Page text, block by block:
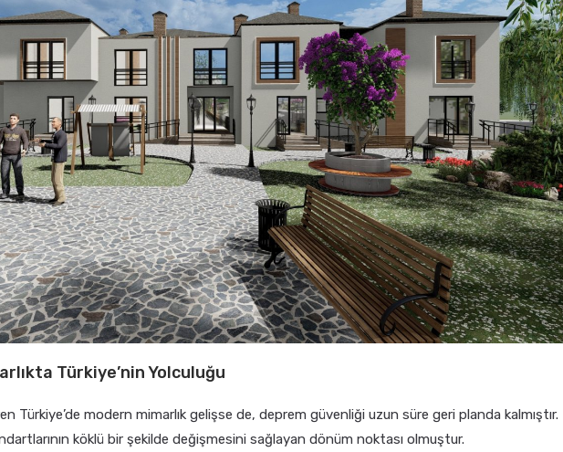
Türkiye’nin Yolculuğu
Türkiye’de modern mimarlık gelişse de, deprem güvenliği uzun süre geri planda kalmıştır.
köklü bir şekilde değişmesini sağlayan dönüm noktası olmuştur.